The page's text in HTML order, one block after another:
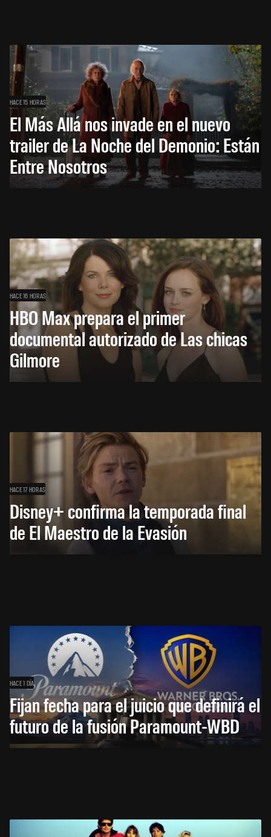
HACE 15 HORAS
El Más Allá nos invade en el nuevo
trailer de La Noche del Demonio: Están
Entre Nosotros
HACE 16 HORAS
HBO Max prepara el primer
documental autorizado de Las chicas
Gilmore
HACE 17 HORAS
Disney+ confirma la temporada final
de El Maestro de la Evasión
HACE 1 DÍA
Fijan fecha para el juicio que definirá el
futuro de la fusión Paramount-WBD